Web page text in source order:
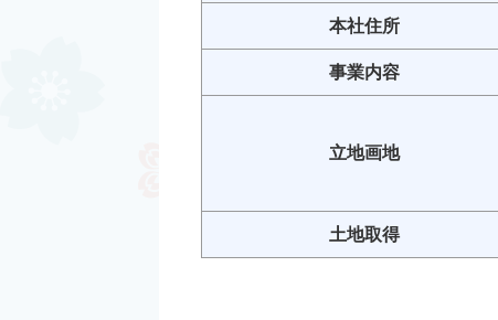
本社住所
事業内容
立地画地
土地取得